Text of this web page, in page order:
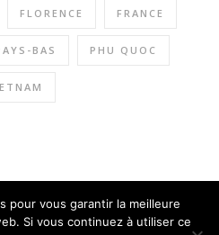
FLORENCE FRANCE
BAS PHU QUOC
Reserved.
pour vous garantir la meilleure
Si vous continuez à utiliser ce